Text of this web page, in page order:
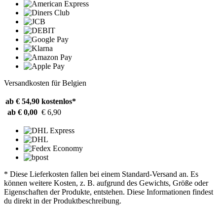
Versandkosten für Belgien
ab € 54,90 kostenlos*
ab € 0,00 € 6,90
* Diese Lieferkosten fallen bei einem Standard-Versand an. Es
können weitere Kosten, z. B. aufgrund des Gewichts, Größe oder
Eigenschaften der Produkte, entstehen. Diese Informationen findest
du direkt in der Produktbeschreibung.